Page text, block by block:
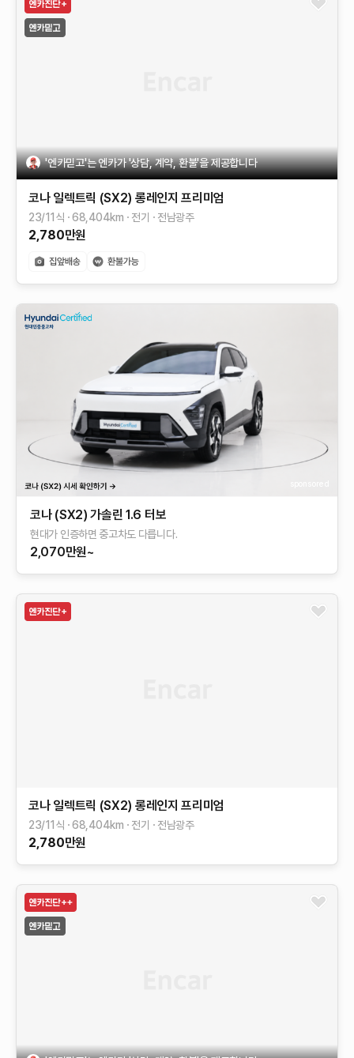
'엔카믿고'는 엔카가 '상담, 계약, 환불'을 제공합니다
코나 일렉트릭 (SX2) 롱레인지 프리미엄
23/11식 68,404km 전기 전남광주
2,780만원
코나 (SX2) 가솔린 1.6 터보
현대가 인증하면 중고차도 다릅니다.
2,070만원~
코나 일렉트릭 (SX2) 롱레인지 프리미엄
23/11식 68,404km 전기 전남광주
2,780만원